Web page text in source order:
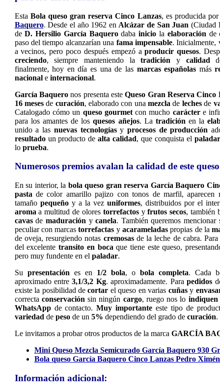
Esta Bola queso gran reserva Cinco Lanzas, es producida
Baquero. Desde el año 1962 en Alcázar de San Juan (Ciudad
deD. Hersilio García Baquerodabainicio la elaboración de
paso del tiempo alcanzarían una fama impensable. Inicialmente,
a vecinos, pero poco después empezó aproducir quesos.
creciendo, siempre manteniendo la tradición y calidad
finalmente, hoy en día es una de las marcas españolas más
nacionale internacional.
García Baqueronos presenta esteQueso Gran Reserva Cinco
16 mesesde curación, elaborado con unamezcla de lechesde
Catalogado cómo un queso gourmetcon mucho caráctere
para los amantes de losquesos añejos. La tradición en la
unido a las nuevas tecnologíasy procesos de producción
resultadoun producto dealta calidad, que conquista el paladar
lo prueba.
Numerosos premios avalan la calidad de este
En su interior, la bola queso gran reserva García Baquero
pasta de color amarillo pajizo con tonos de marfil, aparecen
tamaño pequeñoy a la vezuniformes, distribuidos por el
aroma a multitud de olores torrefactosyfrutos secos, también
cavasde maduración ycanela. También queremos
peculiar con marcastorrefactas y acarameladaspropias de la
de oveja, resurgiendo notas cremosasde la leche de cabra. Para
del excelentetransito en boca que tiene este queso,
pero muy fundente en el paladar.
Su presentación es en 1/2 bola, obola completa. Cada
aproximado entre3,1/3,2 Kg. aproximadamente. Parapedidos
existe la posibilidad decortar el queso en varias cuñasy
correcta conservación sin ningún cargo, ruego nos lo indiquen
WhatsAppde contacto.Muy importante este tipo de
variedad de pesode un 5% dependiendo del grado de curación.
Le invitamos a probar otros productos de la marca GARCÍA
Mini Queso Mezcla Semicurado García Baquero 930
Bola queso García Baquero Cinco Lanzas Pedro
Información adicional: